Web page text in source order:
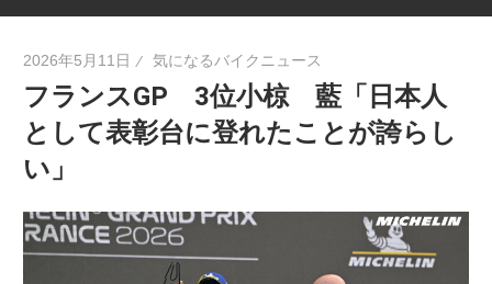
バ
ク
2026年5月11日 気になるバイクニュース
フランスGP 3位小椋 藍「日本人
として表彰台に登れたことが誇らし
い」